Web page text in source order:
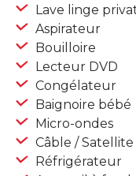
Lave linge
Aspirateur
Bouilloire
Lecteur DVD
Congélateur
Baignoire bébé
Micro-ondes
Câble / Satellite
Réfrigérateur